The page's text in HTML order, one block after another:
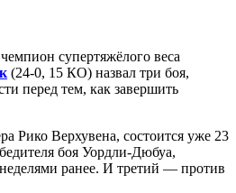
супертяжёлого веса
(24-0, 15 КО) назвал три боя,
перед тем, как завершить
Рико Верхувена, состоится уже 23
боя Уордли-Дюбуа,
ранее. И третий — против